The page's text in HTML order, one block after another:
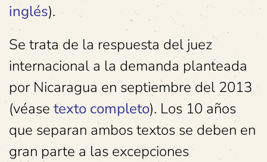
inglés).
Se trata de la respuesta del juez
internacional a la demanda planteada
por Nicaragua en septiembre del 2013
(véase texto completo). Los 10 años
que separan ambos textos se deben en
gran parte a las excepciones